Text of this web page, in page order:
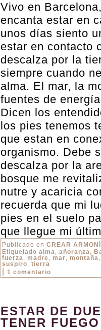
Vivo en
encanta estar en
unos días siento
estar en contacto
descalza por la
siempre cuando
alma. El mar, la
fuentes de
Dicen los
los pies tenemos
que estan en
organismo. Debe
descalza por la
bosque me
nutre y acaricia
recuerda que mi
pies en el suelo
que llegue mi
Publicado en CREAR
Etiquetado alma, añoranza,
fuerza, madre, mar, montaña
suspiro, tierra
1 comentario
ESTAR DE
TENER